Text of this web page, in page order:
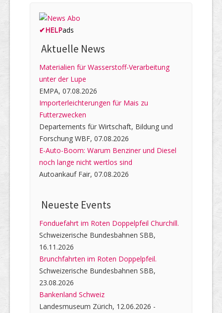
✔HELPads
Aktuelle News
Materialien für Wasserstoff-Verarbeitung
unter der Lupe
EMPA, 07.08.2026
Importerleichterungen für Mais zu
Futterzwecken
Departements für Wirtschaft, Bildung und
Forschung WBF, 07.08.2026
E-Auto-Boom: Warum Benziner und Diesel
noch lange nicht wertlos sind
Autoankauf Fair, 07.08.2026
Neueste Events
Fonduefahrt im Roten Doppelpfeil Churchill.
Schweizerische Bundesbahnen SBB,
16.11.2026
Brunchfahrten im Roten Doppelpfeil.
Schweizerische Bundesbahnen SBB,
23.08.2026
Bankenland Schweiz
Landesmuseum Zürich, 12.06.2026 -